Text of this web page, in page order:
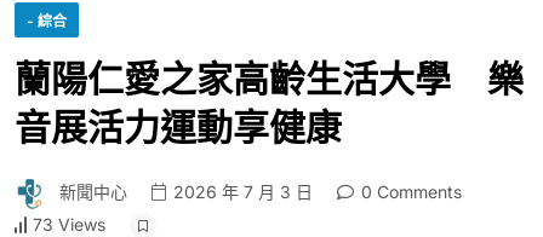
- 綜合
蘭陽仁愛之家高齡生活大學 樂
音展活力運動享健康
新聞中心 2026 年 7 月 3 日
0 Comments
73 Views